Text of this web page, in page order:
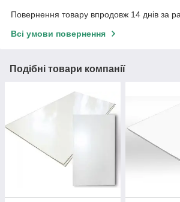
Повернення товару впродовж 14 днів за
Всі умови повернення
Подібні товари компанії